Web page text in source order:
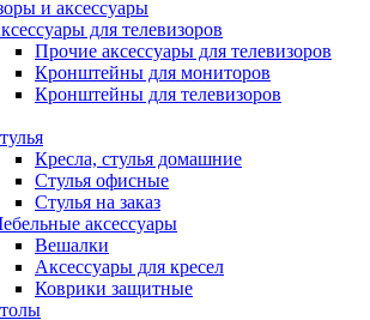
и аксессуары
для телевизоров
Прочие аксессуары для телевизоров
Кронштейны для мониторов
Кронштейны для телевизоров
Кресла, стулья домашние
Стулья офисные
Стулья на заказ
аксессуары
Вешалки
Аксессуары для кресел
Коврики защитные